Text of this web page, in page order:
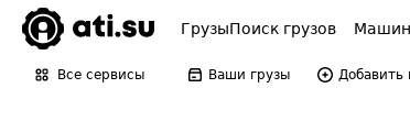
ГрузыПоиск грузов
Все сервисы Ваши грузы Добавить